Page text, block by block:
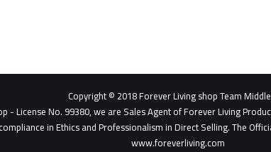
Copyright © 2018 Forever Living shop Team
- License No. 99380, we are Sales Agent of Forever Living
in Ethics and Professionalism in Direct Selling. The
www.foreverliving.com